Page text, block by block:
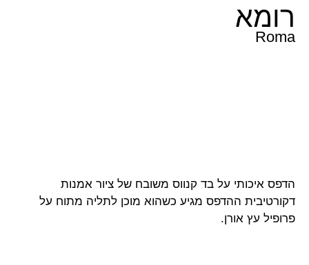
רומא
Roma
הדפס איכותי על בד קנווס משובח של ציור אמנות
דקורטיבית ההדפס מגיע כשהוא מוכן לתליה מתוח על
פרופיל עץ אורן.